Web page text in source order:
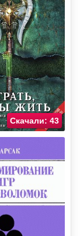
Скачали: 43